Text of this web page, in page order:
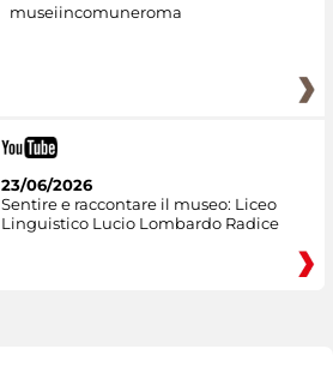
museiincomuneroma
23/06/2026
Sentire e raccontare il museo: Liceo
Linguistico Lucio Lombardo Radice